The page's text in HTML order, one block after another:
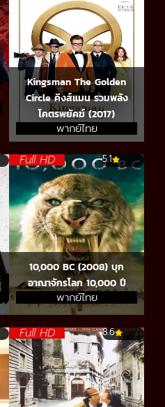
Kingsman The Golden
Circle คิงส์แมน รวมพลัง
โคตรพยัคฆ์ (2017)
พากย์ไทย
Full HD 5.1
10,000 BC (2008) บุก
อาณาจักรโลก 10,000 ปี
พากย์ไทย
Full HD 8.6